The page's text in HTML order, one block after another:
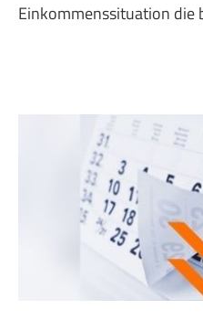
Einkommenssituation die